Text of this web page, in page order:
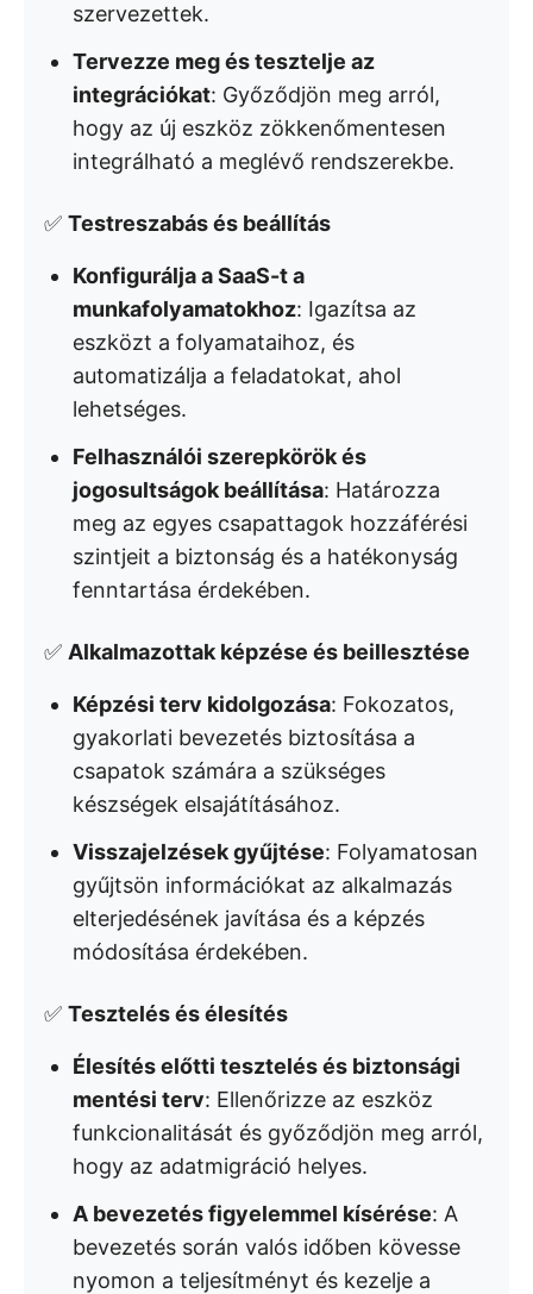
szervezettek.
Tervezze meg és tesztelje az
integrációkat: Győződjön meg arról,
hogy az új eszköz zökkenőmentesen
integrálható a meglévő rendszerekbe.
✅ Testreszabás és beállítás
Konfigurálja a SaaS-t a
munkafolyamatokhoz: Igazítsa az
eszközt a folyamataihoz, és
automatizálja a feladatokat, ahol
lehetséges.
Felhasználói szerepkörök és
jogosultságok beállítása: Határozza
meg az egyes csapattagok hozzáférési
szintjeit a biztonság és a hatékonyság
fenntartása érdekében.
✅ Alkalmazottak képzése és beillesztése
Képzési terv kidolgozása: Fokozatos,
gyakorlati bevezetés biztosítása a
csapatok számára a szükséges
készségek elsajátításához.
Visszajelzések gyűjtése: Folyamatosan
gyűjtsön információkat az alkalmazás
elterjedésének javítása és a képzés
módosítása érdekében.
✅ Tesztelés és élesítés
Élesítés előtti tesztelés és biztonsági
mentési terv: Ellenőrizze az eszköz
funkcionalitását és győződjön meg arról,
hogy az adatmigráció helyes.
A bevezetés figyelemmel kísérése: A
bevezetés során valós időben kövesse
nyomon a teljesítményt és kezelje a